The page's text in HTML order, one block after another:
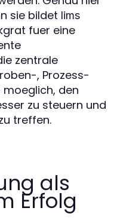
sie bildet lims
fuer eine
zentrale
, Prozess-
den
zu steuern und
treffen.
als
Erfolg